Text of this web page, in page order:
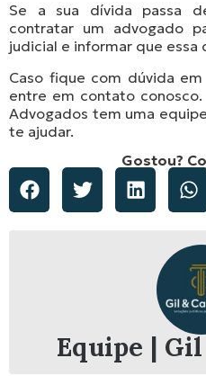
Se a sua dívida passa
contratar um advogado
judicial e informar que essa
Caso fique com dúvida
entre em contato
Advogados tem uma
te ajudar.
Gostou?
Equipe |